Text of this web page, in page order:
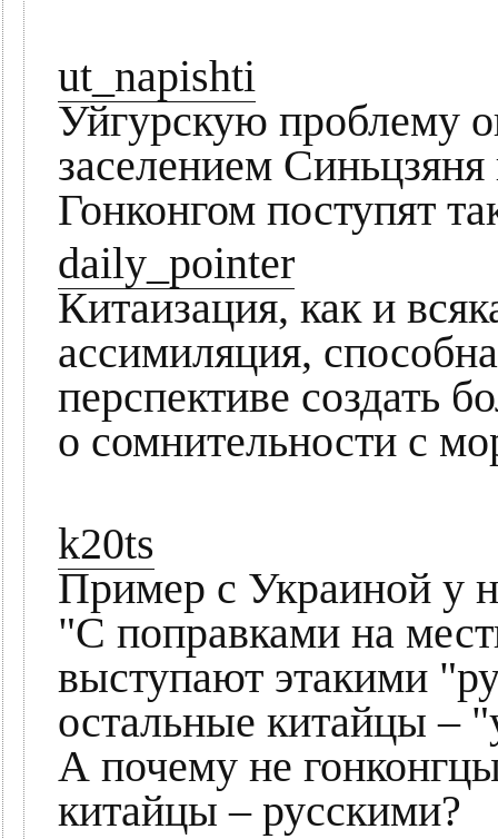
ut_napishti
Уйгурскую проблему
заселением
Гонконгом поступят
daily_pointer
Китаизация, как и
ассимиляция,
перспективе создать
о сомнительности с
k20ts
Пример с Украиной у
"С поправками на
выступают этакими
остальные китайцы –
А почему не
китайцы – русскими?